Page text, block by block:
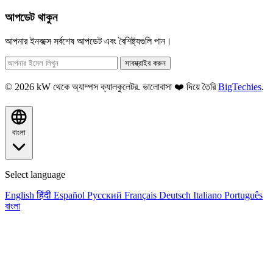
আপডেট থাকুন
আপনার ইনবক্সে সর্বশেষ আপডেট এবং বৈশিষ্ট্যগুলি পান।
সাবস্ক্রাইব করুন
© 2026 kW থেকে অ্যাম্পস ক্যালকুলেটর. ভালোবাসা ❤️ দিয়ে তৈরিBigTechies.
বাংলা
Select language
English हिंदी Español Русский Français Deutsch Italiano Português
বাংলা